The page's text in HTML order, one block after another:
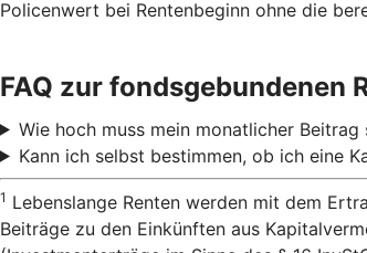
Policenwert bei Rentenbeginn ohne die
FAQ zur fondsgebundenen
Wie hoch muss mein monatlicher Beitrag
Kann ich selbst bestimmen, ob ich eine
1 Lebenslange Renten werden mit dem
Beiträge zu den Einkünften aus